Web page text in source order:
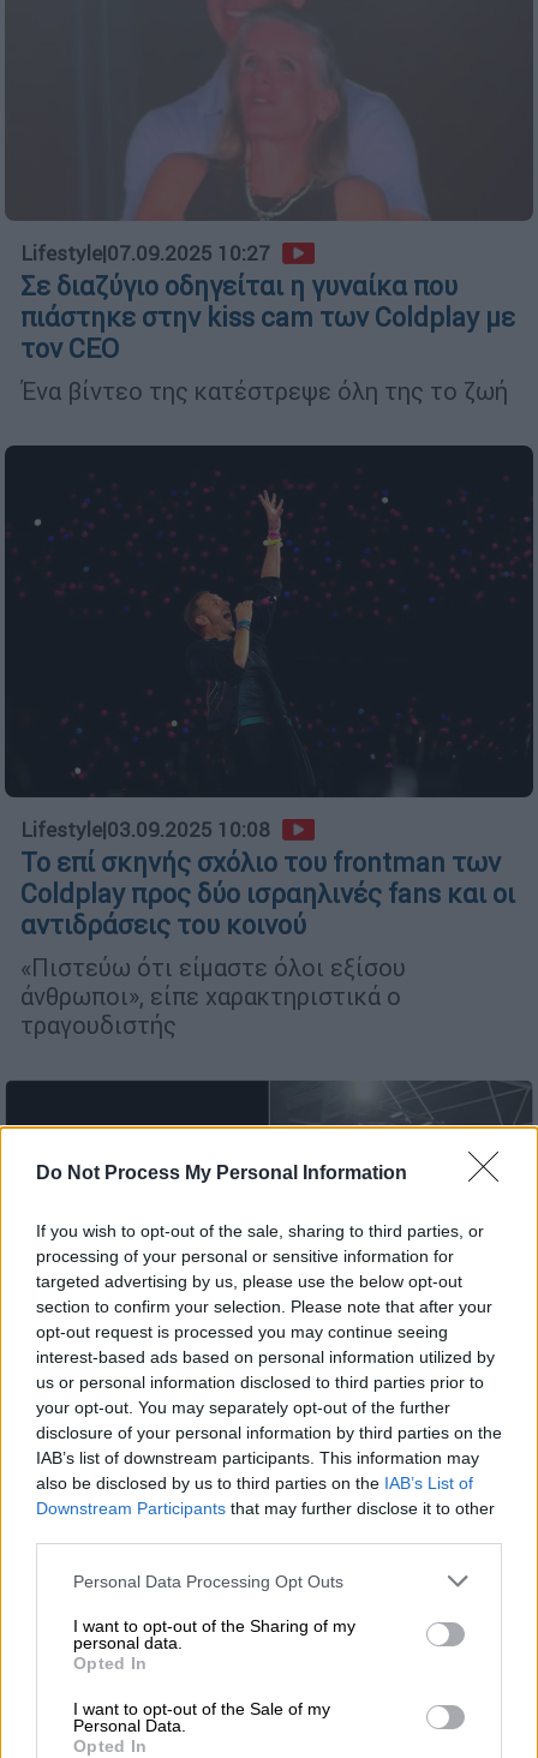
Do Not Process My Personal Information
If you wish to opt-out of the sale, sharing to third parties, or
processing of your personal or sensitive information for
targeted advertising by us, please use the below opt-out
section to confirm your selection. Please note that after your
opt-out request is processed you may continue seeing
interest-based ads based on personal information utilized by
us or personal information disclosed to third parties prior to
your opt-out. You may separately opt-out of the further
disclosure of your personal information by third parties on the
IAB’s list of downstream participants. This information may
also be disclosed by us to third parties on the IAB’s List of
Downstream Participants that may further disclose it to other
Please note that this website/app uses one or more Google
not limited to your visit or usage behaviour. You may click to
grant or deny consent to Google and its third-party tags to
use your data for below specified purposes in below Google
consent section.
Personal Data Processing Opt Outs
I want to opt-out of the Sharing of my
personal data.
Opted In
I want to opt-out of the Sale of my
Personal Data.
Opted In
Lifestyle|07.09.2025 10:27
Σε διαζύγιο οδηγείται η γυναίκα που
πιάστηκε στην kiss cam των Coldplay με
τον CEO
Ένα βίντεο της κατέστρεψε όλη της το ζωή
Lifestyle|03.09.2025 10:08
Το επί σκηνής σχόλιο του frontman των
Coldplay προς δύο ισραηλινές fans και οι
αντιδράσεις του κοινού
«Πιστεύω ότι είμαστε όλοι εξίσου
άνθρωποι», είπε χαρακτηριστικά ο
τραγουδιστής
Lifestyle|25.08.2025 09:32
«Είστε σίγουρα ζευγάρι;»: Η ρομαντική
συγκροτήματος αποτελεί πια ξεχωριστή
στιγμή μετά το σάλο που ξέσπασε με τον
συνεργάτιδά του